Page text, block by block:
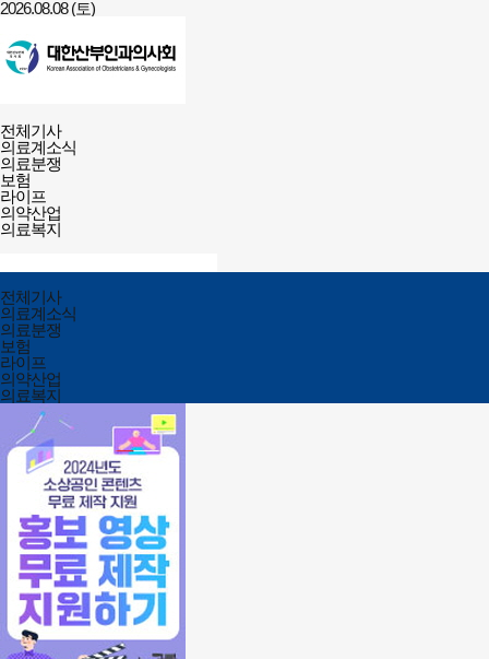
2026.08.08 (토)
필수의료배상보험
전체메뉴
열기/
닫기
전체기사
의료계소식
의료분쟁
보험
라이프
의약산업
의료복지
열기/
닫기
검색
전체메뉴
닫기
전체기사
의료계소식
의료분쟁
보험
라이프
의약산업
의료복지